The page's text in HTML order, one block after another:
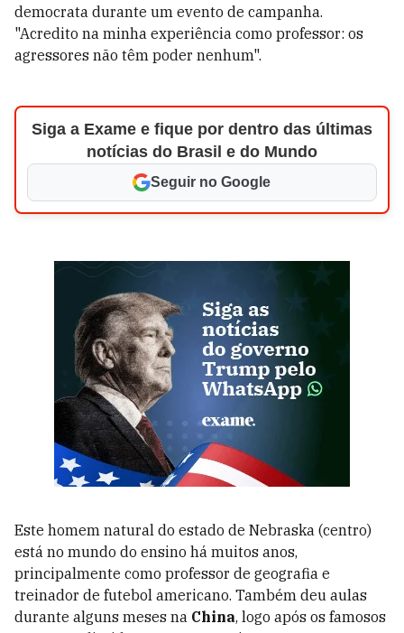
democrata durante um evento de campanha.
"Acredito na minha experiência como professor: os
agressores não têm poder nenhum".
Siga a Exame e fique por dentro das últimas
notícias do Brasil e do Mundo
Seguir no Google
Este homem natural do estado de Nebraska (centro)
está no mundo do ensino há muitos anos,
principalmente como professor de geografia e
treinador de futebol americano. Também deu aulas
durante alguns meses na China, logo após os famosos